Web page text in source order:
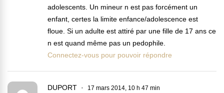
adolescents. Un mineur n est pas forcément un
enfant, certes la limite enfance/adolescence est
floue. Si un adulte est attiré par une fille de 17 ans ce
n est quand même pas un pedophile.
Connectez-vous pour pouvoir répondre
DUPORT 17 mars 2014, 10 h 47 min